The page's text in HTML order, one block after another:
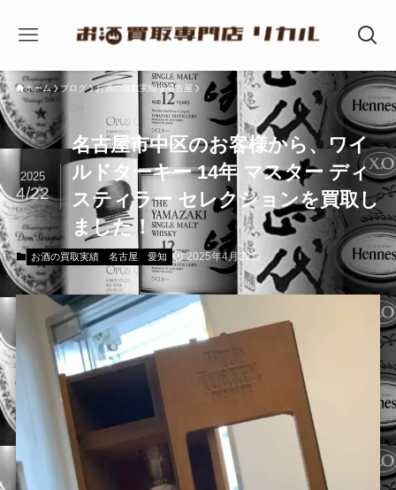
ホーム ブログ お酒の買取実績 名古屋
名古屋市中区のお客様から、ワイ
ルドターキー 14年 マスター ディ
スティラー セレクションを買取し
ました！
2025
4/22
お酒の買取実績 名古屋 愛知 2025年4月22日